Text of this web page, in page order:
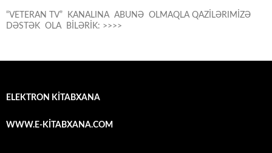
“VETERAN TV” KANALINA ABUNƏ OLMAQLA QAZİLƏRIMİZƏ
DƏSTƏK OLA BİLƏRİK: >>>>
ELEKTRON KİTABXANA
WWW.E-KİTABXANA.COM